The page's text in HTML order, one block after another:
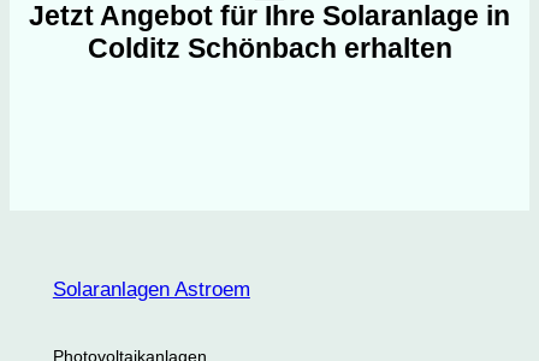
Jetzt Angebot für Ihre Solaranlage in
Colditz Schönbach erhalten
Solaranlagen Astroem
Photovoltaikanlagen